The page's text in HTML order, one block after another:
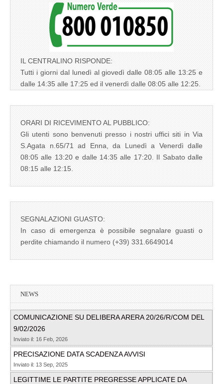
IL CENTRALINO RISPONDE:
Tutti i giorni dal lunedì al giovedì dalle 08:05 alle 13:25 e
dalle 14:35 alle 17:25 ed il venerdì dalle 08:05 alle 12:25.
ORARI DI RICEVIMENTO AL PUBBLICO:
Gli utenti sono benvenuti presso i nostri uffici siti in Via
S.Agata n.65/71 ad Enna, da Lunedì a Venerdì dalle
08:05 alle 13:20 e dalle 14:35 alle 17:20. Il Sabato dalle
08:15 alle 12:15.
SEGNALAZIONI GUASTO:
In caso di emergenza è possibile segnalare guasti o
perdite chiamando il numero (+39) 331.6649014
NEWS
COMUNICAZIONE SU DELIBERA ARERA 20/26/R/COM DEL
9/02/2026
Inviato il: 16 Feb, 2026
PRECISAZIONE DATA SCADENZA AVVISI
Inviato il: 13 Sep, 2025
LEGITTIME LE PARTITE PREGRESSE APPLICATE DA